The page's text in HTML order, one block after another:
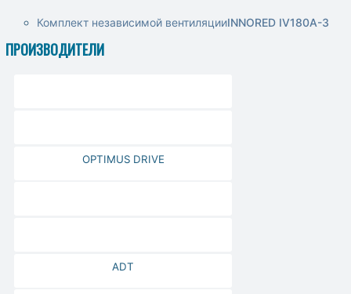
Комплект независимой вентиляцииINNORED IV180A-3
ПРОИЗВОДИТЕЛИ
OPTIMUS DRIVE
ADT